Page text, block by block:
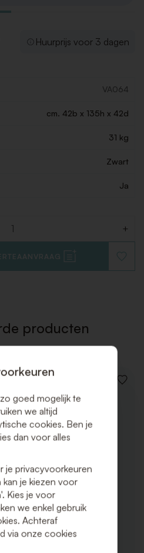
Huurprijs voor 3 dagen
VA064
cm. 42b x 135h x 42d
31 kg
Zwart
Ja
+
TOE
producten
VOEG
goed mogelijk te
we altijd
cookies. Ben je
dan voor alles
je privacyvoorkeuren
kan je kiezen voor
Kies je voor
we enkel gebruik
Achteraf
via onze cookies